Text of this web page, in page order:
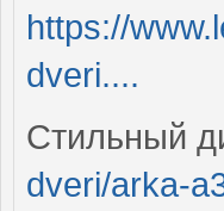
https://
dveri....
Стильный
dveri/arka-